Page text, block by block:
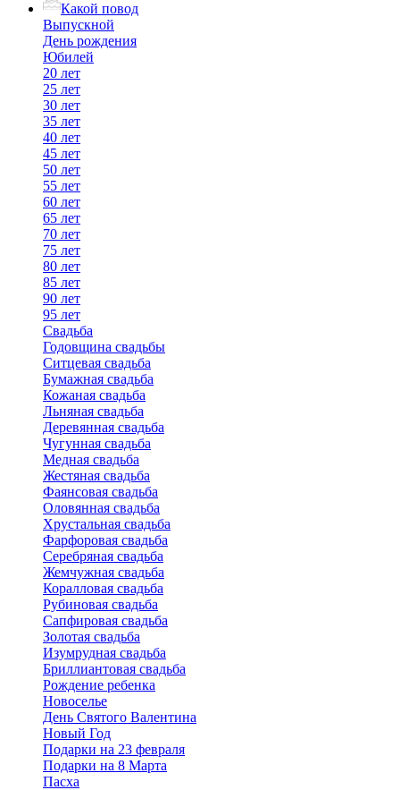
Какой повод
Выпускной
День рождения
Юбилей
20 лет
25 лет
30 лет
35 лет
40 лет
45 лет
50 лет
55 лет
60 лет
65 лет
70 лет
75 лет
80 лет
85 лет
90 лет
95 лет
Свадьба
Годовщина свадьбы
Ситцевая свадьба
Бумажная свадьба
Кожаная свадьба
Льняная свадьба
Деревянная свадьба
Чугунная свадьба
Медная свадьба
Жестяная свадьба
Фаянсовая свадьба
Оловянная свадьба
Хрустальная свадьба
Фарфоровая свадьба
Серебряная свадьба
Жемчужная свадьба
Коралловая свадьба
Рубиновая свадьба
Сапфировая свадьба
Золотая свадьба
Изумрудная свадьба
Бриллиантовая свадьба
Рождение ребенка
Новоселье
День Святого Валентина
Новый Год
Подарки на 23 февраля
Подарки на 8 Марта
Пасха